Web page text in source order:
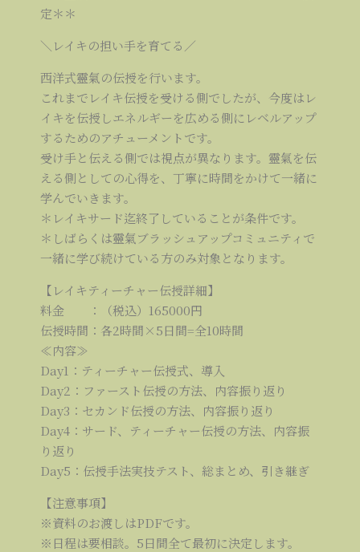
定＊＊
＼レイキの担い手を育てる／
西洋式靈氣の伝授を行います。
これまでレイキ伝授を受ける側でしたが、今度はレ
イキを伝授しエネルギーを広める側にレベルアップ
するためのアチューメントです。
受け手と伝える側では視点が異なります。靈氣を伝
える側としての心得を、丁寧に時間をかけて一緒に
学んでいきます。
＊レイキサード迄終了していることが条件です。
＊しばらくは靈氣ブラッシュアップコミュニティで
一緒に学び続けている方のみ対象となります。
【レイキティーチャー伝授詳細】
料金 ：（税込）165000円
伝授時間：各2時間×5日間=全10時間
≪内容≫
Day1：ティーチャー伝授式、導入
Day2：ファースト伝授の方法、内容振り返り
Day3：セカンド伝授の方法、内容振り返り
Day4：サード、ティーチャー伝授の方法、内容振
り返り
Day5：伝授手法実技テスト、総まとめ、引き継ぎ
【注意事項】
※資料のお渡しはPDFです。
※日程は要相談。5日間全て最初に決定します。